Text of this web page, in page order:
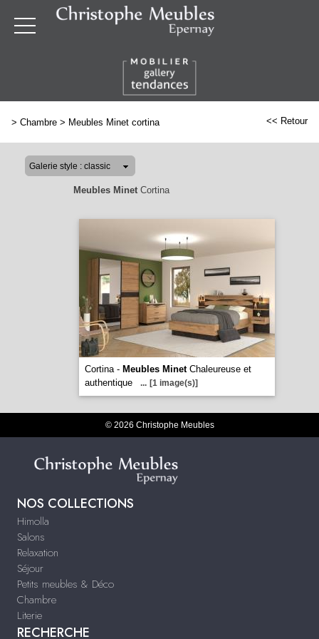
> Chambre > Meubles Minet cortina << Retour
Meubles MinetCortina
Cortina - Meubles MinetChaleureuse et
authentique
... [1 image(s)]
© 2026 Christophe Meubles
NOS COLLECTIONS
Himolla
Salons
Relaxation
Séjour
Petits meubles & Déco
Chambre
Literie
RECHERCHE